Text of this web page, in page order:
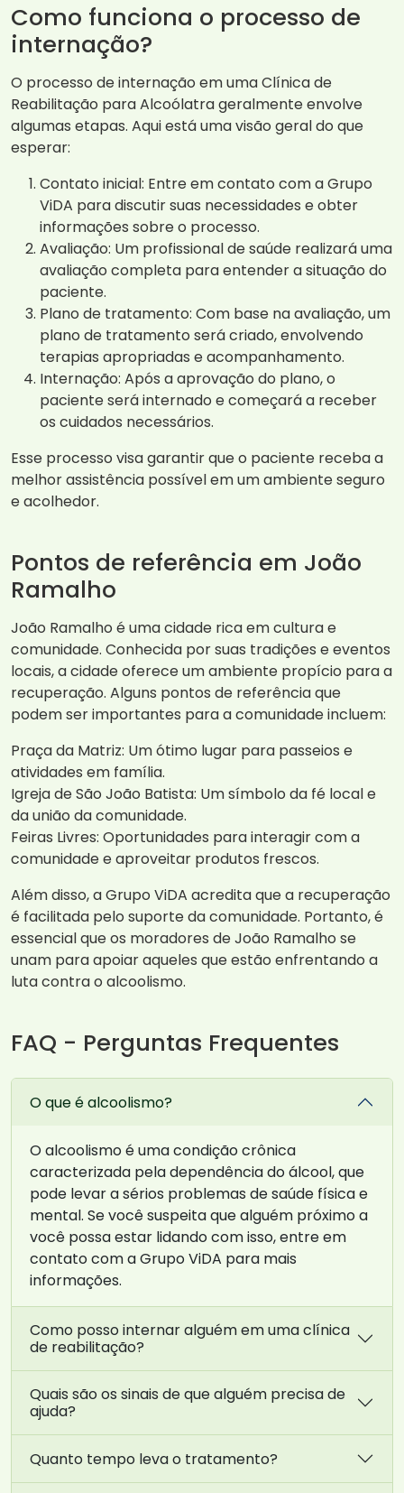
Como funciona o processo de
internação?
O processo de internação em uma Clínica de
Reabilitação para Alcoólatra geralmente envolve
algumas etapas. Aqui está uma visão geral do que
esperar:
Contato inicial: Entre em contato com a Grupo
ViDA para discutir suas necessidades e obter
informações sobre o processo.
Avaliação: Um profissional de saúde realizará uma
avaliação completa para entender a situação do
paciente.
Plano de tratamento: Com base na avaliação, um
plano de tratamento será criado, envolvendo
terapias apropriadas e acompanhamento.
Internação: Após a aprovação do plano, o
paciente será internado e começará a receber
os cuidados necessários.
Esse processo visa garantir que o paciente receba a
melhor assistência possível em um ambiente seguro
e acolhedor.
Pontos de referência em João
Ramalho
João Ramalho é uma cidade rica em cultura e
comunidade. Conhecida por suas tradições e eventos
locais, a cidade oferece um ambiente propício para a
recuperação. Alguns pontos de referência que
podem ser importantes para a comunidade incluem:
Praça da Matriz: Um ótimo lugar para passeios e
atividades em família.
Igreja de São João Batista: Um símbolo da fé local e
da união da comunidade.
Feiras Livres: Oportunidades para interagir com a
comunidade e aproveitar produtos frescos.
Além disso, a Grupo ViDA acredita que a recuperação
é facilitada pelo suporte da comunidade. Portanto, é
essencial que os moradores de João Ramalho se
unam para apoiar aqueles que estão enfrentando a
luta contra o alcoolismo.
FAQ - Perguntas Frequentes
O que é alcoolismo?
O alcoolismo é uma condição crônica
caracterizada pela dependência do álcool, que
pode levar a sérios problemas de saúde física e
mental. Se você suspeita que alguém próximo a
você possa estar lidando com isso, entre em
contato com a Grupo ViDA para mais
informações.
Como posso internar alguém em uma clínica
de reabilitação?
Quais são os sinais de que alguém precisa de
ajuda?
Quanto tempo leva o tratamento?